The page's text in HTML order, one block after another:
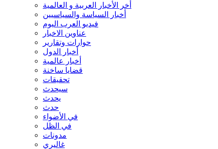
أخر الأخبار العربية و العالمية
أخبار السياسة والسياسيين
فيديو العرب اليوم
عناوين الاخبار
حوارات وتقارير
أخبار الدول
أخبار عالمية
قضايا ساخنة
تحقيقات
سيحدث
يحدث
حدث
في الأضواء
في الظل
مدونات
غاليري